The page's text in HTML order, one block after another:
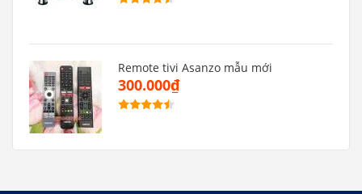
Remote tivi Asanzo mẫu mới
300.000₫